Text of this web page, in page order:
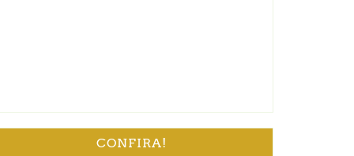
CONFIRA!